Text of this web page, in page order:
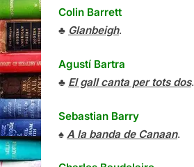
Colin Barrett
♣ Glanbeigh.
Agustí Bartra
♣ El gall canta per tots dos.
Sebastian Barry
♠ A la banda de Canaan.